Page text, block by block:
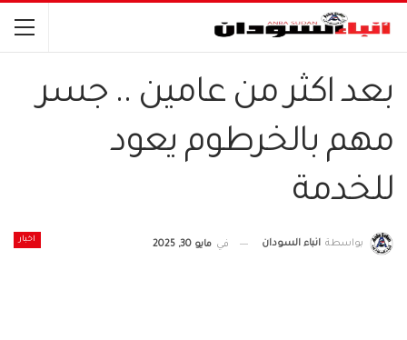
بعد اكثر من عامين .. جسر
مهم بالخرطوم يعود
للخدمة
اخبار بواسطة انباء السودان في مايو 30, 2025